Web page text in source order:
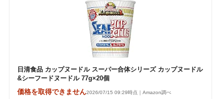
日清食品 カップヌードル スーパー合体シリーズ カップヌードル
&シーフードヌードル 77g×20個
価格を取得できません2026/07/15 09:29時点｜Amazon調べ